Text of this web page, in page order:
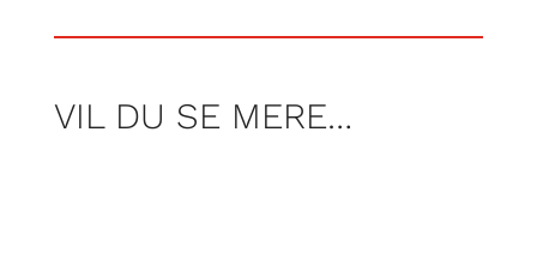
VIL DU SE MERE…